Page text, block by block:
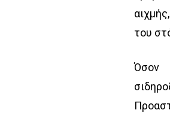
του
Όσον